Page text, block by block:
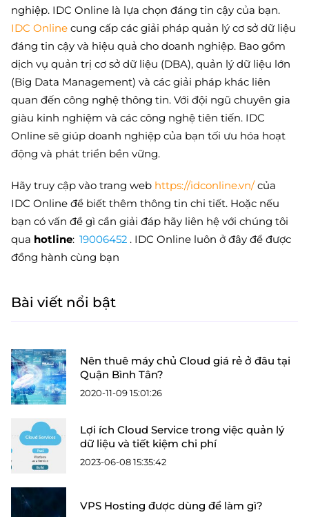
nghiệp. IDC Online là lựa chọn đáng tin cậy của bạn.
IDC Online cung cấp các giải pháp quản lý cơ sở dữ liệu
đáng tin cậy và hiệu quả cho doanh nghiệp. Bao gồm
dịch vụ quản trị cơ sở dữ liệu (DBA), quản lý dữ liệu lớn
(Big Data Management) và các giải pháp khác liên
quan đến công nghệ thông tin. Với đội ngũ chuyên gia
giàu kinh nghiệm và các công nghệ tiên tiến. IDC
Online sẽ giúp doanh nghiệp của bạn tối ưu hóa hoạt
động và phát triển bền vững.
Hãy truy cập vào trang web https://idconline.vn/của
IDC Online để biết thêm thông tin chi tiết. Hoặc nếu
bạn có vấn đề gì cần giải đáp hãy liên hệ với chúng tôi
qua hotline: 19006452 . IDC Online luôn ở đây để được
đồng hành cùng bạn
Bài viết nổi bật
Nên thuê máy chủ Cloud giá rẻ ở đâu tại
Quận Bình Tân?
2020-11-09 15:01:26
Lợi ích Cloud Service trong việc quản lý
dữ liệu và tiết kiệm chi phí
2023-06-08 15:35:42
VPS Hosting được dùng để làm gì?